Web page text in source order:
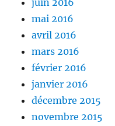
mai 2016
avril 2016
mars 2016
février 2016
janvier 2016
décembre 2015
novembre 2015